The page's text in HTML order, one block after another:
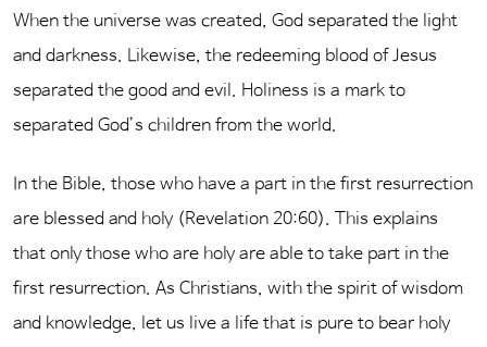
When the universe was created, God separated the light
and darkness. Likewise, the redeeming blood of Jesus
separated the good and evil. Holiness is a mark to
separated God’s children from the world.
In the Bible, those who have a part in the first resurrection
are blessed and holy (Revelation 20:60). This explains
that only those who are holy are able to take part in the
first resurrection. As Christians, with the spirit of wisdom
and knowledge, let us live a life that is pure to bear holy